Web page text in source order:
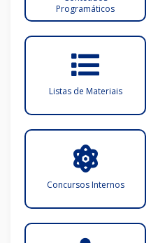
Programáticos
Listas de Materiais
Concursos Internos